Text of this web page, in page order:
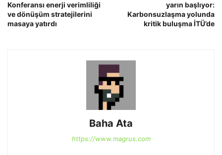
Konferansı enerji verimliliği
ve dönüşüm stratejilerini
masaya yatırdı
yarın başlıyor:
Karbonsuzlaşma yolunda
kritik buluşma İTÜ’de
Baha Ata
https://www.magrus.com